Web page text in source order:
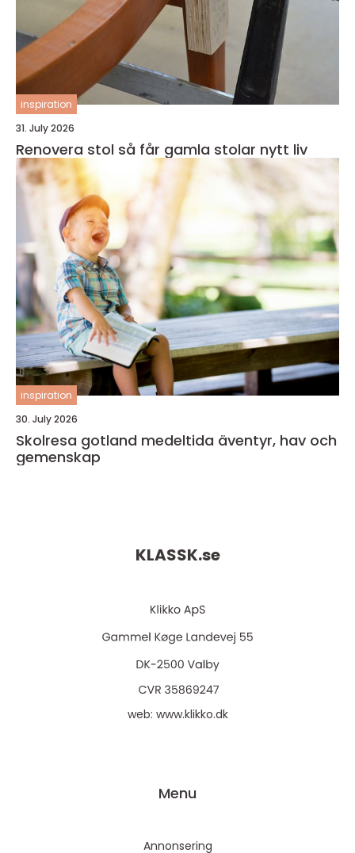
inspiration
31. July 2026
Renovera stol så får gamla stolar nytt liv
inspiration
30. July 2026
Skolresa gotland medeltida äventyr, hav och
gemenskap
KLASSK.se
web: www.klikko.dk
Menu
Annonsering